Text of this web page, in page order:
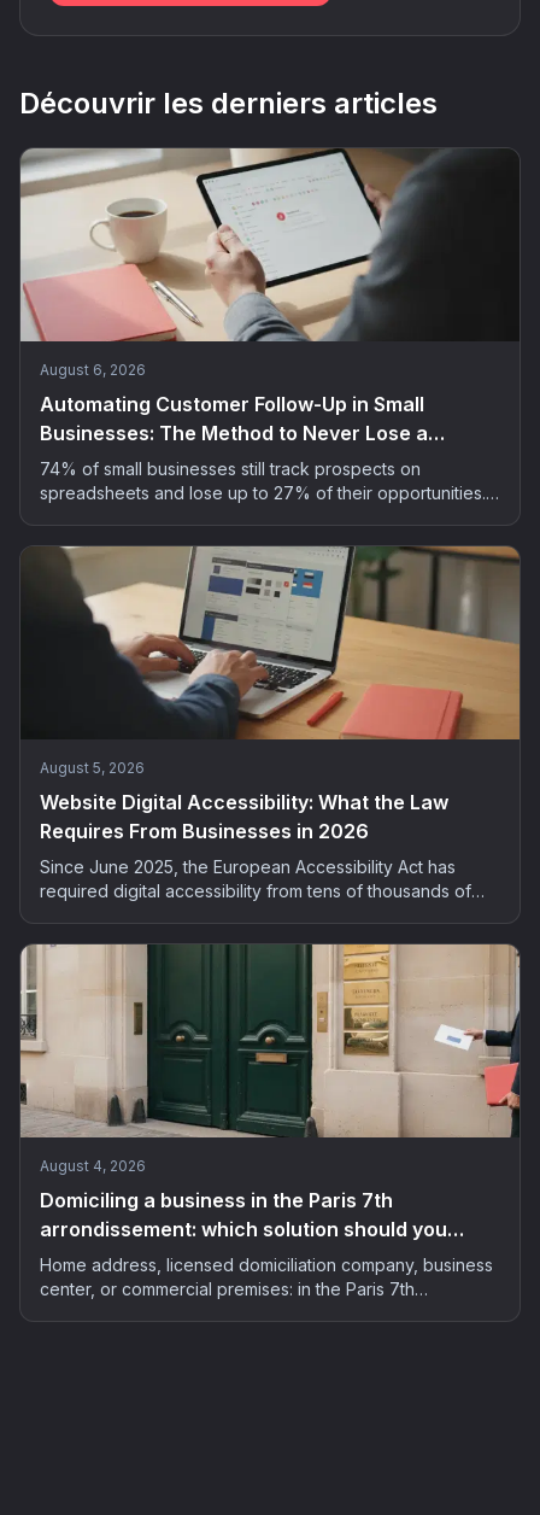
Découvrir les derniers articles
August 6, 2026
Automating Customer Follow-Up in Small
Businesses: The Method to Never Lose a
Prospect
74% of small businesses still track prospects on
spreadsheets and lose up to 27% of their opportunities.
without spending your evenings on it.
August 5, 2026
Website Digital Accessibility: What the Law
Requires From Businesses in 2026
Since June 2025, the European Accessibility Act has
required digital accessibility from tens of thousands of
and how to bring your site into compliance: the complete
August 4, 2026
Domiciling a business in the Paris 7th
arrondissement: which solution should you
choose in 2026?
Home address, licensed domiciliation company, business
center, or commercial premises: in the Paris 7th